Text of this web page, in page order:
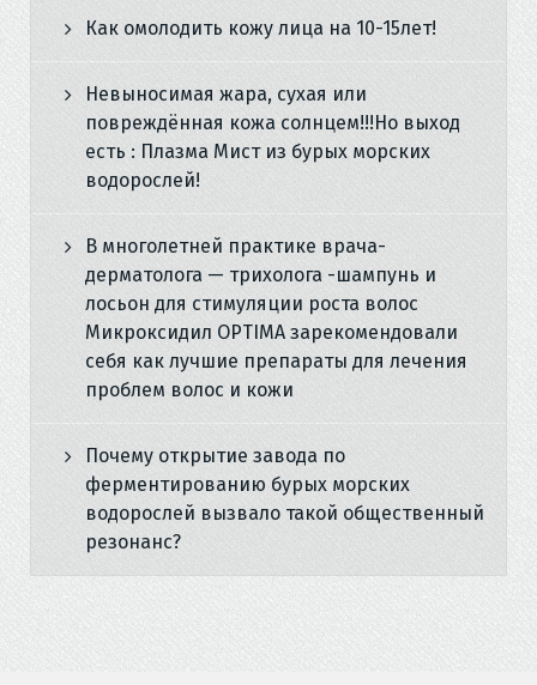
Как омолодить кожу лица на 10-15лет!
Невыносимая жара, сухая или
повреждённая кожа солнцем!!!Но выход
есть : Плазма Мист из бурых морских
водорослей!
В многолетней практике врача-
дерматолога — трихолога -шампунь и
лосьон для стимуляции роста волос
Микроксидил OPTIMA зарекомендовали
себя как лучшие препараты для лечения
проблем волос и кожи
Почему открытие завода по
ферментированию бурых морских
водорослей вызвало такой общественный
резонанс?